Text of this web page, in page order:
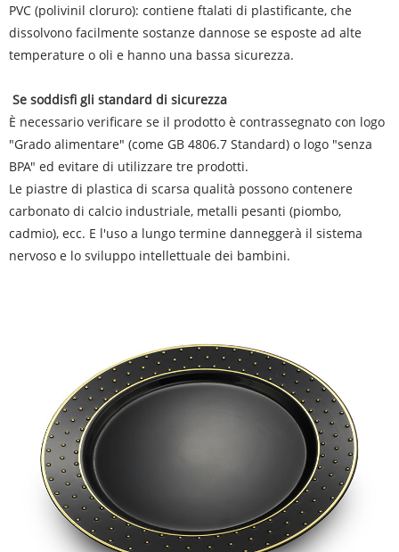
‌PVC (polivinil cloruro): contiene ftalati di plastificante, che
dissolvono facilmente sostanze dannose se esposte ad alte
temperature o oli e hanno una bassa sicurezza‌.
‌ Se soddisfi gli standard di sicurezza‌
È necessario verificare se il prodotto è contrassegnato con logo
"Grado alimentare" (come GB 4806.7 Standard) o logo "senza
BPA" ed evitare di utilizzare tre prodotti.
Le piastre di plastica di scarsa qualità possono contenere
carbonato di calcio industriale, metalli pesanti (piombo,
cadmio), ecc. E l'uso a lungo termine danneggerà il sistema
nervoso e lo sviluppo intellettuale dei bambini‌.